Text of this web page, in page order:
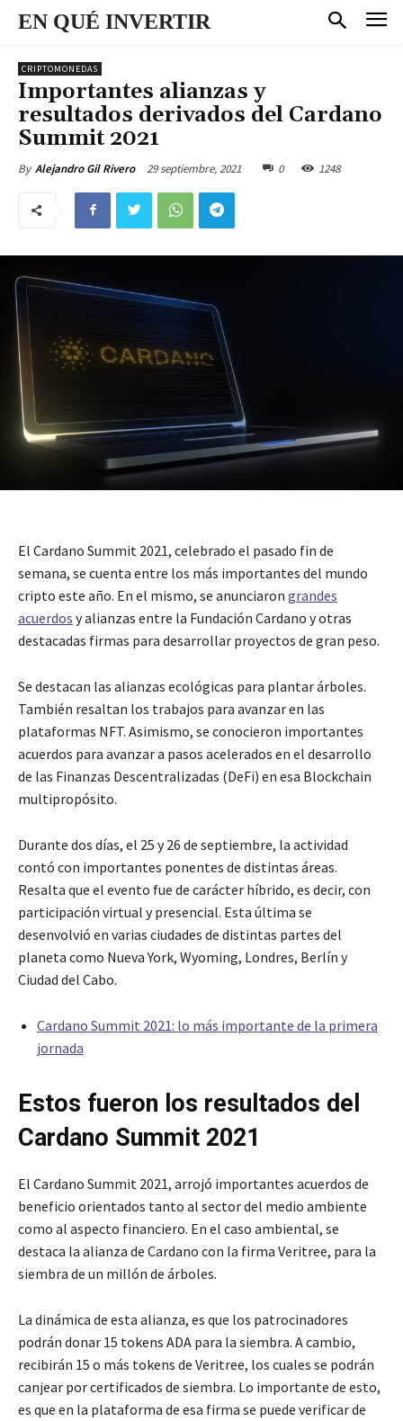
EN QUÉ INVERTIR
CRIPTOMONEDAS
Importantes alianzas y
resultados derivados del Cardano
Summit 2021
By Alejandro Gil Rivero 29 septiembre, 2021 0 1248
El Cardano Summit 2021, celebrado el pasado fin de
semana, se cuenta entre los más importantes del mundo
cripto este año. En el mismo, se anunciaron grandes
acuerdos y alianzas entre la Fundación Cardano y otras
destacadas firmas para desarrollar proyectos de gran peso.
Se destacan las alianzas ecológicas para plantar árboles.
También resaltan los trabajos para avanzar en las
plataformas NFT. Asimismo, se conocieron importantes
acuerdos para avanzar a pasos acelerados en el desarrollo
de las Finanzas Descentralizadas (DeFi) en esa Blockchain
multipropósito.
Durante dos días, el 25 y 26 de septiembre, la actividad
contó con importantes ponentes de distintas áreas.
Resalta que el evento fue de carácter híbrido, es decir, con
participación virtual y presencial. Esta última se
desenvolvió en varias ciudades de distintas partes del
planeta como Nueva York, Wyoming, Londres, Berlín y
Ciudad del Cabo.
Cardano Summit 2021: lo más importante de la primera
jornada
Estos fueron los resultados del
Cardano Summit 2021
El Cardano Summit 2021, arrojó importantes acuerdos de
beneficio orientados tanto al sector del medio ambiente
como al aspecto financiero. En el caso ambiental, se
destaca la alianza de Cardano con la firma Veritree, para la
siembra de un millón de árboles.
La dinámica de esta alianza, es que los patrocinadores
podrán donar 15 tokens ADA para la siembra. A cambio,
recibirán 15 o más tokens de Veritree, los cuales se podrán
canjear por certificados de siembra. Lo importante de esto,
es que en la plataforma de esa firma se puede verificar de